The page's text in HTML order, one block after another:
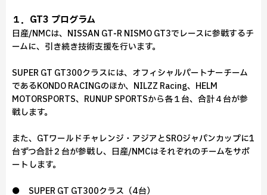
１．GT3 プログラム
日産/NMCは、NISSAN GT‑R NISMO GT3でレースに参戦するチ
ームに、引き続き技術支援を行います。
SUPER GT GT300クラスには、オフィシャルパートナーチーム
であるKONDO RACINGのほか、NILZZ Racing、HELM
MOTORSPORTS、RUNUP SPORTSから各１台、合計４台が参
戦します。
また、GTワールドチャレンジ・アジアとSROジャパンカップに1
台ずつ合計２台が参戦し、日産/NMCはそれぞれのチームをサポ
ートします。
● SUPER GT GT300クラス（4台）